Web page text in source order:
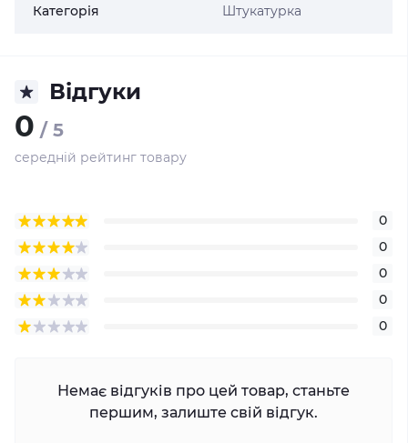
Категорія Штукатурка
Відгуки
0 / 5
середній рейтинг товару
0
0
0
0
0
Немає відгуків про цей товар, станьте
першим, залиште свій відгук.